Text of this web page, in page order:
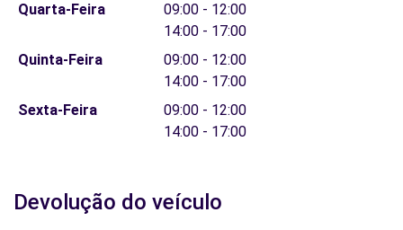
Quarta-Feira
09:00 - 12:00
14:00 - 17:00
Quinta-Feira
09:00 - 12:00
14:00 - 17:00
Sexta-Feira
09:00 - 12:00
14:00 - 17:00
Devolução do veículo